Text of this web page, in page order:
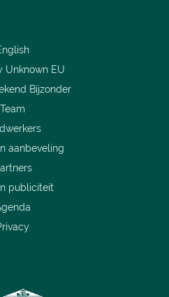
Unknown EU
Bijzonder
Team
aanbeveling
publiciteit